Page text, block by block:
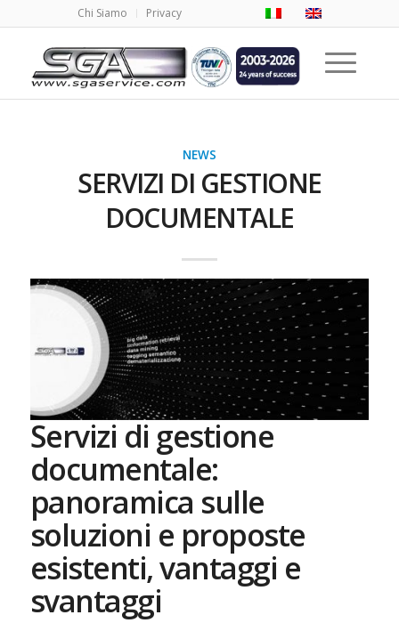
Chi Siamo Privacy
NEWS
SERVIZI DI GESTIONE
DOCUMENTALE
Servizi di gestione
documentale:
panoramica sulle
soluzioni e proposte
esistenti, vantaggi e
svantaggi